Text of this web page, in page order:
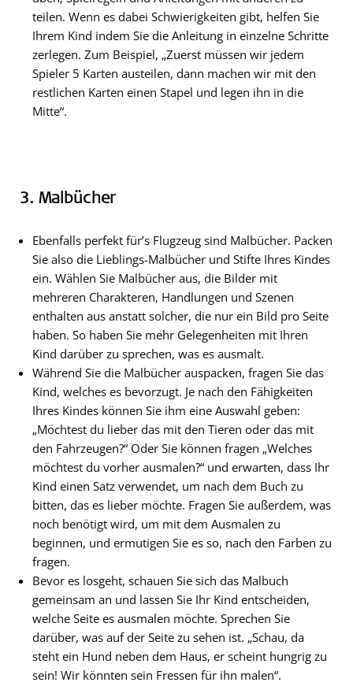
teilen. Wenn es dabei Schwierigkeiten gibt, helfen Sie
Ihrem Kind indem Sie die Anleitung in einzelne Schritte
zerlegen. Zum Beispiel, „Zuerst müssen wir jedem
Spieler 5 Karten austeilen, dann machen wir mit den
restlichen Karten einen Stapel und legen ihn in die
Mitte“.
3. Malbücher
Ebenfalls perfekt für’s Flugzeug sind Malbücher. Packen
Sie also die Lieblings-Malbücher und Stifte Ihres Kindes
ein. Wählen Sie Malbücher aus, die Bilder mit
mehreren Charakteren, Handlungen und Szenen
enthalten aus anstatt solcher, die nur ein Bild pro Seite
haben. So haben Sie mehr Gelegenheiten mit Ihren
Kind darüber zu sprechen, was es ausmalt.
Während Sie die Malbücher auspacken, fragen Sie das
Kind, welches es bevorzugt. Je nach den Fähigkeiten
Ihres Kindes können Sie ihm eine Auswahl geben:
„Möchtest du lieber das mit den Tieren oder das mit
den Fahrzeugen?“ Oder Sie können fragen „Welches
möchtest du vorher ausmalen?“ und erwarten, dass Ihr
Kind einen Satz verwendet, um nach dem Buch zu
bitten, das es lieber möchte. Fragen Sie außerdem, was
noch benötigt wird, um mit dem Ausmalen zu
beginnen, und ermutigen Sie es so, nach den Farben zu
fragen.
Bevor es losgeht, schauen Sie sich das Malbuch
gemeinsam an und lassen Sie Ihr Kind entscheiden,
welche Seite es ausmalen möchte. Sprechen Sie
darüber, was auf der Seite zu sehen ist. „Schau, da
steht ein Hund neben dem Haus, er scheint hungrig zu
sein! Wir könnten sein Fressen für ihn malen“.